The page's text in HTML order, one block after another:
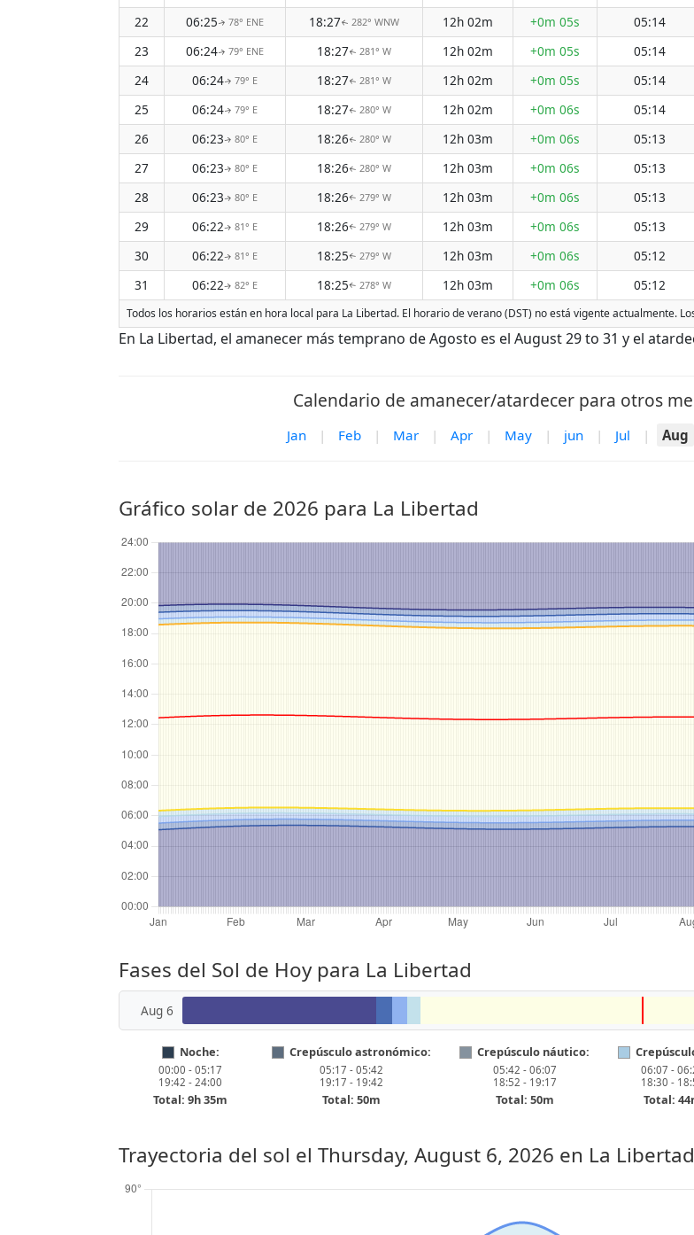
22
06:25↑ 78° ENE 18:27↑ 282° WNW 12h 02m +0m 05s 05:14
23
06:24↑ 79° ENE 18:27↑ 281° W 12h 02m +0m 05s 05:14
24
06:24↑ 79° E 18:27↑ 281° W 12h 02m +0m 05s 05:14
25
06:24↑ 79° E 18:27↑ 280° W 12h 02m +0m 06s 05:14
26
06:23↑ 80° E 18:26↑ 280° W 12h 03m +0m 06s 05:13
27
06:23↑ 80° E 18:26↑ 280° W 12h 03m +0m 06s 05:13
28
06:23↑ 80° E 18:26↑ 279° W 12h 03m +0m 06s 05:13
29
06:22↑ 81° E 18:26↑ 279° W 12h 03m +0m 06s 05:13
30
06:22↑ 81° E 18:25↑ 279° W 12h 03m +0m 06s 05:12
31
06:22↑ 82° E 18:25↑ 278° W 12h 03m +0m 06s 05:12
Todos los horarios están en hora local para La Libertad. El horario de verano (DST) no está vigente
En La Libertad, el amanecer más temprano de Agosto es el August 29 to 31 y el
Calendario de amanecer/atardecer para otros
Jan | Feb | Mar | Apr | May | jun | Jul | Aug
Gráfico solar de 2026 para La Libertad
Fases del Sol de Hoy para La Libertad
Aug 6
Noche:
00:00 - 05:17
19:42 - 24:00
Total: 9h 35m
Crepúsculo astronómico:
05:17 - 05:42
19:17 - 19:42
Total: 50m
Crepúsculo náutico:
05:42 - 06:07
18:52 - 19:17
Total: 50m
06:07 -
18:30 -
Total:
Trayectoria del sol el Thursday, August 6, 2026 en La Libertad